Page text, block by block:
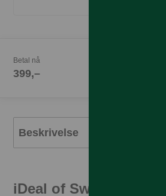
Betal nå
399,–
Beskrivelse
iDeal of Sweden